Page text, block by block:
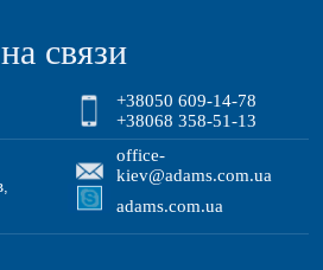
связи
+38050 609-14-78
+38068 358-51-13
office-
kiev@adams.com.ua
adams.com.ua